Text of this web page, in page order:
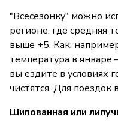
"Всесезонку" можно
регионе, где средняя
выше +5. Как,
температура в январе
вы ездите в условиях
чистятся. Для
Шипованная или